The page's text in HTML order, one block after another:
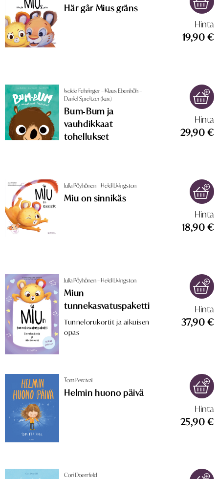
Hinta
19,90 €
Här går Mius gräns
Hinta
29,90 €
Isolde Fehringer – Klaus Ebenhöh –
Daniel Spreitzer (kuv.)
Bum‑Bum ja
vauhdikkaat
tohellukset
Hinta
18,90 €
Julia Pöyhönen – Heidi Livingston
Miu on sinnikäs
Hinta
37,90 €
Julia Pöyhönen – Heidi Livingston
Miun
tunnekasvatuspaketti
Tunnelorukortit ja aikuisen
opas
Hinta
25,90 €
Tom Percival
Helmin huono päivä
Cori Doerrfeld